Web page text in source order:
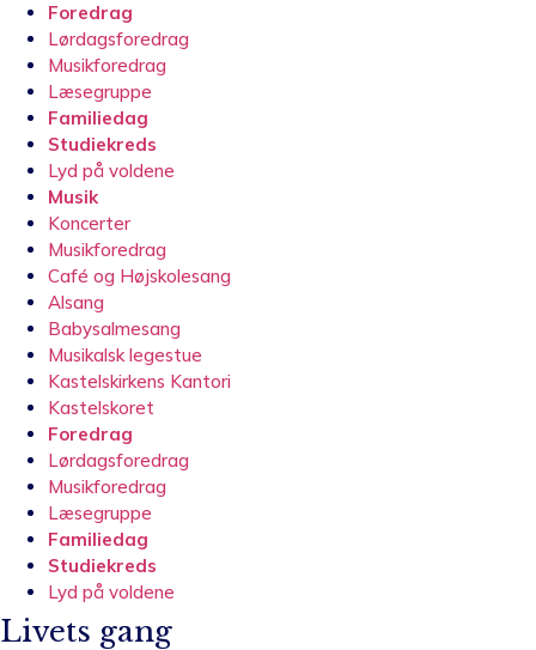
Foredrag
Lørdagsforedrag
Musikforedrag
Læsegruppe
Familiedag
Studiekreds
Lyd på voldene
Musik
Koncerter
Musikforedrag
Café og Højskolesang
Alsang
Babysalmesang
Musikalsk legestue
Kastelskirkens Kantori
Kastelskoret
Foredrag
Lørdagsforedrag
Musikforedrag
Læsegruppe
Familiedag
Studiekreds
Lyd på voldene
Livets gang